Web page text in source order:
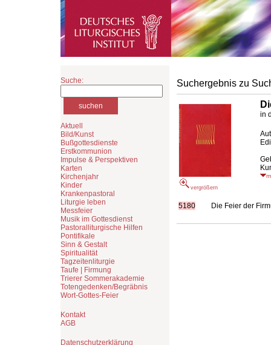
Suche:
Aktuell
Bild/Kunst
Bußgottesdienste
Erstkommunion
Impulse & Perspektiven
Karten
Kirchenjahr
Kinder
Krankenpastoral
Liturgie leben
Messfeier
Musik im Gottesdienst
Pastoralliturgische Hilfen
Pontifikale
Sinn & Gestalt
Spiritualität
Tagzeitenliturgie
Taufe | Firmung
Trierer Sommerakademie
Totengedenken/Begräbnis
Wort-Gottes-Feier
Kontakt
AGB
Datenschutzerklärung
Suchergebnis zu
vergrößern
in
5180 Die Feier der